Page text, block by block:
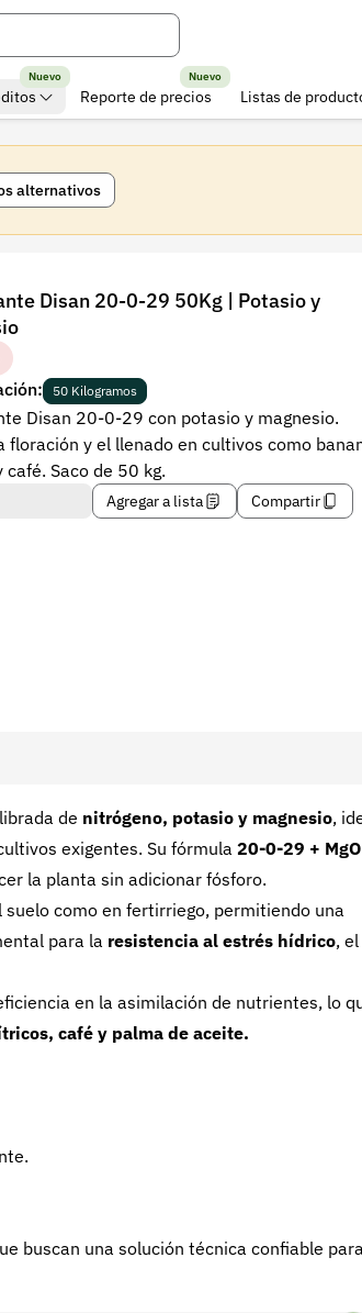
Nuevo
Reporte de precios
Nuevo
Listas de
alternativos
Disan 20-0-29 50Kg | Potasio y
50 Kilogramos
Disan 20-0-29 con potasio y magnesio.
floración y el llenado en cultivos como
Saco de 50 kg.
Agregar a lista Compartir
de nitrógeno, potasio y magnesio,
exigentes. Su fórmula 20-0-29 + MgO
la planta sin adicionar fósforo.
como en fertirriego, permitiendo una
para la resistencia al estrés hídrico, el
en la asimilación de nutrientes, lo
café y palma de aceite.
buscan una solución técnica confiable